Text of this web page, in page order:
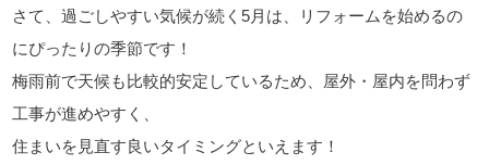
さて、過ごしやすい気候が続く5月は、リフォームを始めるの
にぴったりの季節です！
梅雨前で天候も比較的安定しているため、屋外・屋内を問わず
工事が進めやすく、
住まいを見直す良いタイミングといえます！